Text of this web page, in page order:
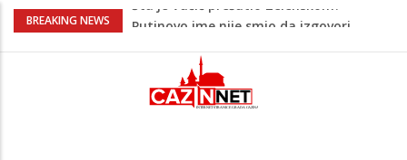
BREAKING NEWS
Šta se dešava u Europi? Dron iz
kod gasovoda
Bebe koje odrastaju uz pse su zdravije:
Evo šta ih štiti